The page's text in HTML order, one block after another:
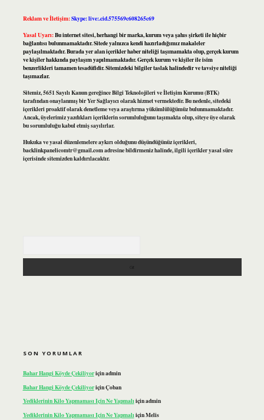
Reklam ve İletişim:Skype: live:.cid.575569c608265c69
Yasal Uyarı:Bu internet sitesi, herhangi bir marka, kurum veya şahıs şirketi ile hiçbir
bağlantısı bulunmamaktadır. Sitede yalnızca kendi hazırladığımız makaleler
paylaşılmaktadır. Burada yer alan içerikler haber niteliği taşımamakta olup, gerçek kurum
ve kişiler hakkında paylaşım yapılmamaktadır. Gerçek kurum ve kişiler ile isim
benzerlikleri tamamen tesadüfidir. Sitemizdeki bilgiler taslak halindedir ve tavsiye niteliği
taşımazlar.
Sitemiz, 5651 Sayılı Kanun gereğince Bilgi Teknolojileri ve İletişim Kurumu (BTK)
tarafından onaylanmış bir Yer Sağlayıcı olarak hizmet vermektedir. Bu nedenle, sitedeki
içerikleri proaktif olarak denetleme veya araştırma yükümlülüğümüz bulunmamaktadır.
Ancak, üyelerimiz yazdıkları içeriklerin sorumluluğunu taşımakta olup, siteye üye olarak
bu sorumluluğu kabul etmiş sayılırlar.
Hukuka ve yasal düzenlemelere aykırı olduğunu düşündüğünüz içerikleri,
backlinkpanelicomtr@gmail.comadresine bildirmeniz halinde, ilgili içerikler yasal süre
içerisinde sitemizden kaldırılacaktır.
SON YORUMLAR
Bahar Hangi Köyde Çekiliyoriçinadmin
Bahar Hangi Köyde ÇekiliyoriçinÇoban
Yediklerinin Kilo Yapmaması Için Ne Yapmalıiçinadmin
Yediklerinin Kilo Yapmaması Için Ne YapmalıiçinMelis